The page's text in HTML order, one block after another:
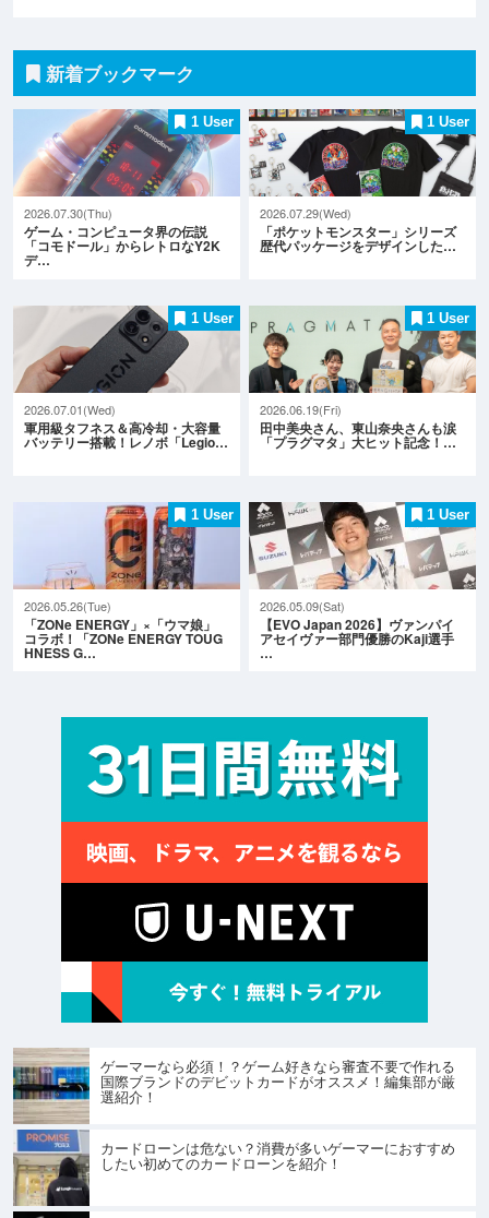
新着ブックマーク
1 User
2026.07.30(Thu)
ゲーム・コンピュータ界の伝説
「コモドール」からレトロなY2K
デ…
1 User
2026.07.29(Wed)
「ポケットモンスター」シリーズ
歴代パッケージをデザインした…
1 User
2026.07.01(Wed)
軍用級タフネス＆高冷却・大容量
バッテリー搭載！レノボ「Legio…
1 User
2026.06.19(Fri)
田中美央さん、東山奈央さんも涙
「プラグマタ」大ヒット記念！…
1 User
2026.05.26(Tue)
「ZONe ENERGY」×「ウマ娘」
コラボ！「ZONe ENERGY TOUG
HNESS G…
1 User
2026.05.09(Sat)
【EVO Japan 2026】ヴァンパイ
アセイヴァー部門優勝のKaji選手
…
ゲーマーなら必須！？ゲーム好きなら審査不要で作れる
国際ブランドのデビットカードがオススメ！編集部が厳
選紹介！
カードローンは危ない？消費が多いゲーマーにおすすめ
したい初めてのカードローンを紹介！